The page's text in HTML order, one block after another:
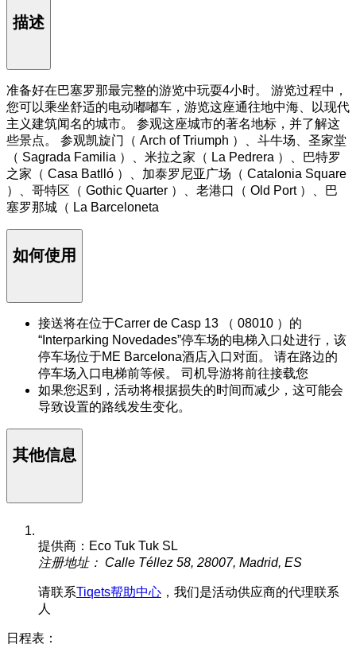
描述
准备好在巴塞罗那最完整的游览中玩耍4小时。 游览过程中，
您可以乘坐舒适的电动嘟嘟车，游览这座通往地中海、以现代
主义建筑闻名的城市。 参观这座城市的著名地标，并了解这
些景点。 参观凯旋门（ Arch of Triumph ）、斗牛场、圣家堂
（ Sagrada Familia ）、米拉之家（ La Pedrera ）、巴特罗
之家（ Casa Batlló ）、加泰罗尼亚广场（ Catalonia Square
）、哥特区（ Gothic Quarter ）、老港口（ Old Port ）、巴
塞罗那城（ La Barceloneta
如何使用
接送将在位于Carrer de Casp 13 （ 08010 ）的
“Interparking Novedades”停车场的电梯入口处进行，该
停车场位于ME Barcelona酒店入口对面。 请在路边的
停车场入口电梯前等候。 司机导游将前往接载您
如果您迟到，活动将根据损失的时间而减少，这可能会
导致设置的路线发生变化。
其他信息
提供商：Eco Tuk Tuk SL
注册地址： Calle Téllez 58, 28007, Madrid, ES
请联系Tiqets帮助中心 ，我们是活动供应商的代理联系
人
日程表：